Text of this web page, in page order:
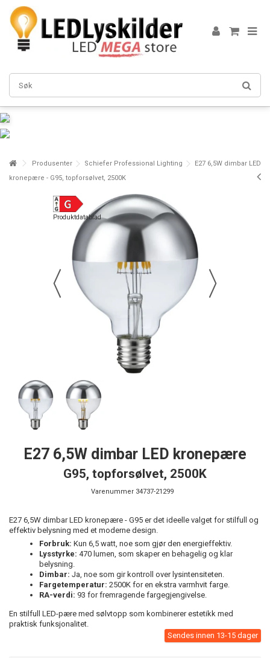
Produsenter Schiefer Professional Lighting
E27 6,5W dimbar LED
kronepære - G95, topforsølvet, 2500K
Produktdatablad
E27 6,5W dimbar LED kronepære
G95, topforsølvet, 2500K
Varenummer 34737-21299
E27 6,5W dimbar LED kronepære - G95 er det ideelle valget for stilfull og
effektiv belysning med et moderne design.
Forbruk: Kun 6,5 watt, noe som gjør den energieffektiv.
Lysstyrke: 470 lumen, som skaper en behagelig og klar
belysning.
Dimbar: Ja, noe som gir kontroll over lysintensiteten.
Fargetemperatur: 2500K for en ekstra varmhvit farge.
RA-verdi: 93 for fremragende fargegjengivelse.
En stilfull LED-pære med sølvtopp som kombinerer estetikk med
praktisk funksjonalitet.
Sendes innen 13-15 dager